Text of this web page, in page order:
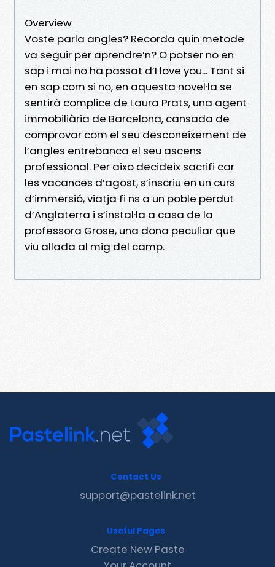
Overview
Voste parla angles? Recorda quin metode
va seguir per aprendre’n? O potser no en
sap i mai no ha passat d’I love you... Tant si
en sap com si no, en aquesta novel·la se
sentirà complice de Laura Prats, una agent
immobiliària de Barcelona, cansada de
comprovar com el seu desconeixement de
l’angles entrebanca el seu ascens
professional. Per aixo decideix sacrifi car
les vacances d’agost, s’inscriu en un curs
d’immersió, viatja fi ns a un poble perdut
d’Anglaterra i s’instal·la a casa de la
professora Grose, una dona peculiar que
viu allada al mig del camp.
Contact Us
support@pastelink.net
Useful Pages
Create New Paste